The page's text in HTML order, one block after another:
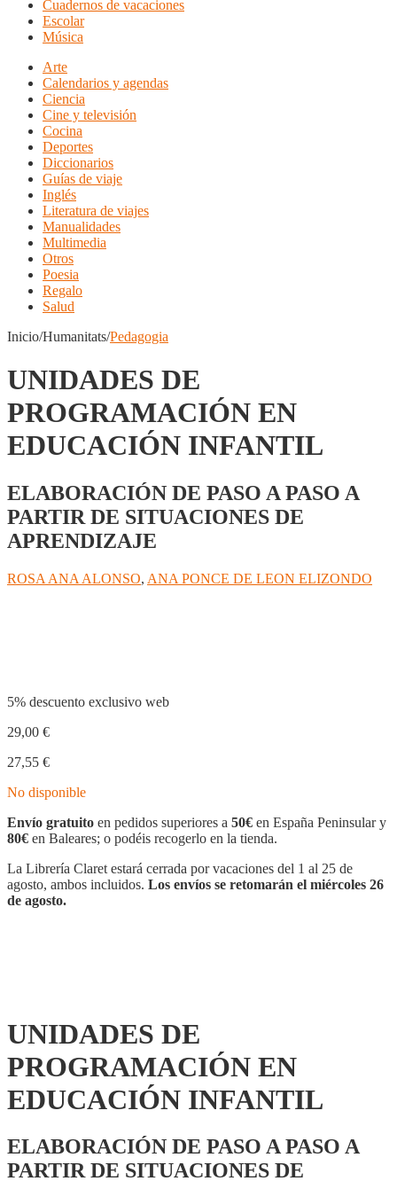
Cuadernos de vacaciones
Escolar
Música
Arte
Calendarios y agendas
Ciencia
Cine y televisión
Cocina
Deportes
Diccionarios
Guías de viaje
Inglés
Literatura de viajes
Manualidades
Multimedia
Otros
Poesia
Regalo
Salud
Inicio/Humanitats/Pedagogia
UNIDADES DE
PROGRAMACIÓN EN
EDUCACIÓN INFANTIL
ELABORACIÓN DE PASO A PASO A
PARTIR DE SITUACIONES DE
APRENDIZAJE
ROSA ANA ALONSO, ANA PONCE DE LEON ELIZONDO
5% descuento exclusivo web
29,00 €
27,55 €
No disponible
Envío gratuito en pedidos superiores a 50€ en España Peninsular y
80€ en Baleares; o podéis recogerlo en la tienda.
La Librería Claret estará cerrada por vacaciones del 1 al 25 de
agosto, ambos incluidos. Los envíos se retomarán el miércoles 26
de agosto.
UNIDADES DE
PROGRAMACIÓN EN
EDUCACIÓN INFANTIL
ELABORACIÓN DE PASO A PASO A
PARTIR DE SITUACIONES DE